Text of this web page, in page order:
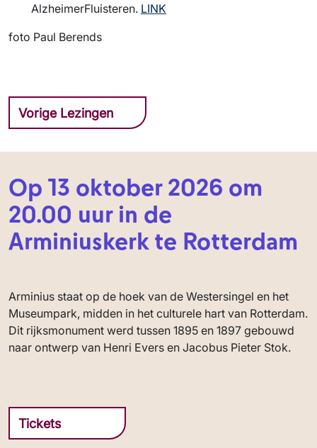
AlzheimerFluisteren. LINK
foto Paul Berends
Vorige Lezingen
Op 13 oktober 2026 om
20.00 uur in de
Arminiuskerk te Rotterdam
Arminius staat op de hoek van de Westersingel en het
Museumpark, midden in het culturele hart van Rotterdam.
Dit rijksmonument werd tussen 1895 en 1897 gebouwd
naar ontwerp van Henri Evers en Jacobus Pieter Stok.
Tickets